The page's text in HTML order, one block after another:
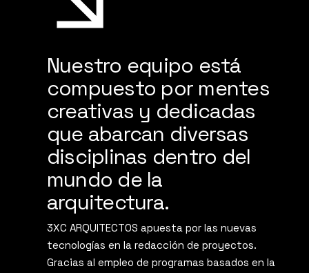
Nuestro equipo está
compuesto por mentes
creativas y dedicadas
que abarcan diversas
disciplinas dentro del
mundo de la
arquitectura.
3XC ARQUITECTOS apuesta por las nuevas
tecnologías en la redacción de proyectos.
Gracias al empleo de programas basados en la